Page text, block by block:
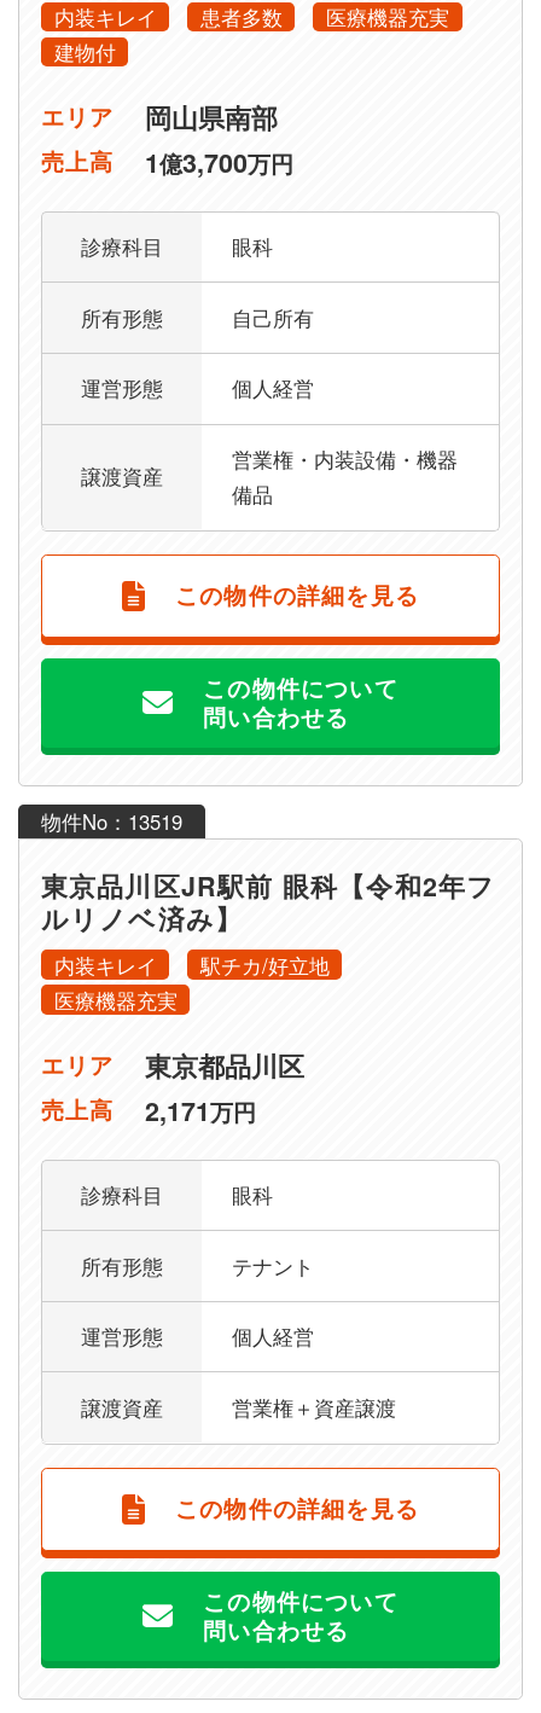
内装キレイ 患者多数
医療機器充実
建物付
エリア 岡山県南部
売上高 1億3,700万円
診療科目 眼科
所有形態 自己所有
運営形態 個人経営
譲渡資産
営業権・内装設備・機器
備品
この物件の詳細を見る
この物件について
問い合わせる
物件No：13519
東京品川区JR駅前 眼科【令和2年フ
ルリノベ済み】
内装キレイ
駅チカ/好立地
医療機器充実
エリア 東京都品川区
売上高 2,171万円
診療科目 眼科
所有形態 テナント
運営形態 個人経営
譲渡資産 営業権＋資産譲渡
この物件の詳細を見る
この物件について
問い合わせる